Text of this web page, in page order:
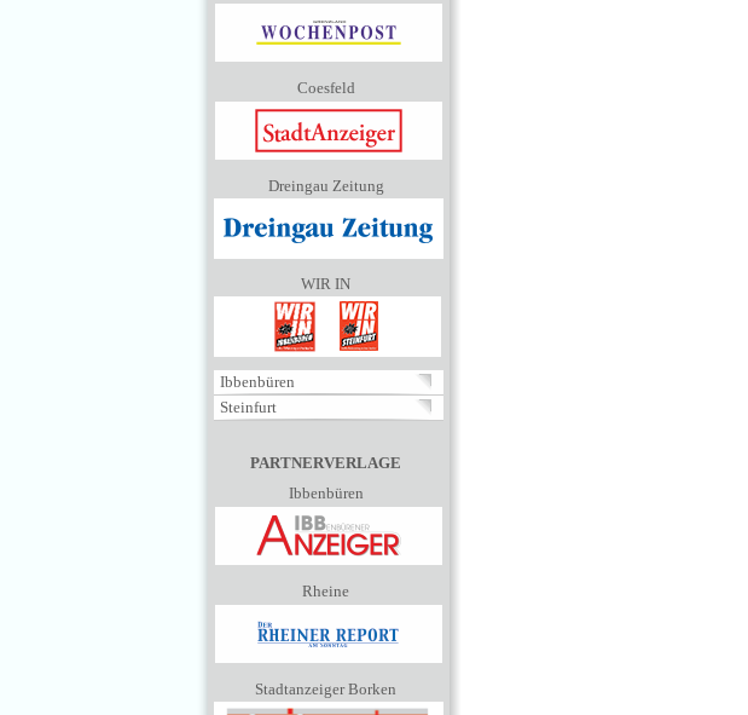
Coesfeld
Dreingau Zeitung
WIR IN
Ibbenbüren
Steinfurt
PARTNERVERLAGE
Ibbenbüren
Rheine
Stadtanzeiger Borken